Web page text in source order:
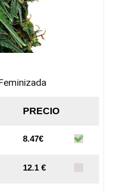
PRECIO
8.47€
12.1 €